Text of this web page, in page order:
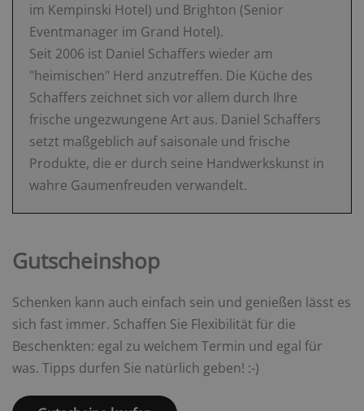
im Kempinski Hotel) und Brighton (Senior
Eventmanager im Grand Hotel).
Seit 2006 ist Daniel Schaffers wieder am
"heimischen" Herd anzutreffen. Die Küche des
Schaffers zeichnet sich vor allem durch Ihre
frische ungezwungene Art aus. Daniel Schaffers
setzt maßgeblich auf saisonale und frische
Produkte, die er durch seine Handwerkskunst in
wahre Gaumenfreuden verwandelt.
Gutscheinshop
Schenken kann auch einfach sein und genießen lässt es
sich fast immer. Schaffen Sie Flexibilität für die
Beschenkten: egal zu welchem Termin und egal für
was. Tipps durfen Sie natürlich geben! :-)